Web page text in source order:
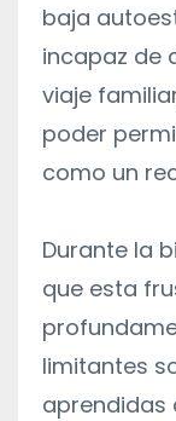
baja
incapaz de
viaje
poder
como un
Durante la
que esta
limitantes
aprendidas